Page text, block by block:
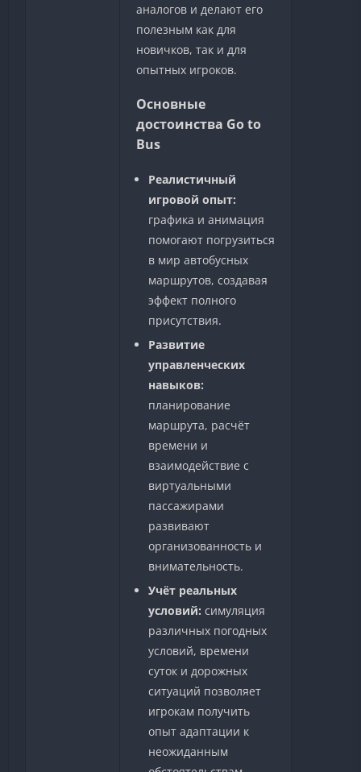
аналогов и делают его
полезным как для
новичков, так и для
опытных игроков.
Основные
достоинства Go to
Bus
Реалистичный
игровой опыт:
графика и анимация
помогают погрузиться
в мир автобусных
маршрутов, создавая
эффект полного
присутствия.
Развитие
управленческих
навыков:
планирование
маршрута, расчёт
времени и
взаимодействие с
виртуальными
пассажирами
развивают
организованность и
внимательность.
Учёт реальных
условий: симуляция
различных погодных
условий, времени
суток и дорожных
ситуаций позволяет
игрокам получить
опыт адаптации к
неожиданным